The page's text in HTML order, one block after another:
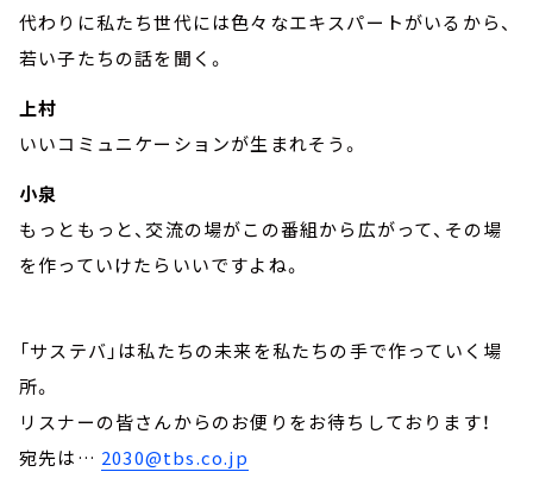
代わりに私たち世代には色々なエキスパートがいるから、
若い子たちの話を聞く。
上村
いいコミュニケーションが生まれそう。
小泉
もっともっと、交流の場がこの番組から広がって、その場
を作っていけたらいいですよね。
「サステバ」は私たちの未来を私たちの手で作っていく場
所。
リスナーの皆さんからのお便りをお待ちしております！
宛先は… 2030@tbs.co.jp